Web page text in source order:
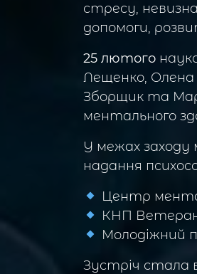
стресу,
допомоги,
25 лютого
Лещенко, Олена
Зборщик та
ментального
У межах
надання
Центр
КНП
Молодіжний
Зустріч стала